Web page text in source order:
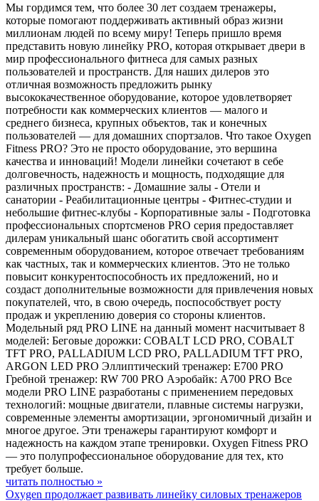
Мы гордимся тем, что более 30 лет создаем тренажеры,
которые помогают поддерживать активный образ жизни
миллионам людей по всему миру! Теперь пришло время
представить новую линейку PRO, которая открывает двери в
мир профессионального фитнеса для самых разных
пользователей и пространств. Для наших дилеров это
отличная возможность предложить рынку
высококачественное оборудование, которое удовлетворяет
потребности как коммерческих клиентов — малого и
среднего бизнеса, крупных объектов, так и конечных
пользователей — для домашних спортзалов. Что такое Oxygen
Fitness PRO? Это не просто оборудование, это вершина
качества и инноваций! Модели линейки сочетают в себе
долговечность, надежность и мощность, подходящие для
различных пространств: - Домашние залы - Отели и
санатории - Реабилитационные центры - Фитнес-студии и
небольшие фитнес-клубы - Корпоративные залы - Подготовка
профессиональных спортсменов PRO серия предоставляет
дилерам уникальный шанс обогатить свой ассортимент
современным оборудованием, которое отвечает требованиям
как частных, так и коммерческих клиентов. Это не только
повысит конкурентоспособность их предложений, но и
создаст дополнительные возможности для привлечения новых
покупателей, что, в свою очередь, поспособствует росту
продаж и укреплению доверия со стороны клиентов.
Модельный ряд PRO LINE на данный момент насчитывает 8
моделей: Беговые дорожки: COBALT LCD PRO, COBALT
TFT PRO, PALLADIUM LCD PRO, PALLADIUM TFT PRO,
ARGON LED PRO Эллиптический тренажер: E700 PRO
Гребной тренажер: RW 700 PRO Аэробайк: A700 PRO Все
модели PRO LINE разработаны с применением передовых
технологий: мощные двигатели, плавные системы нагрузки,
современные элементы амортизации, эргономичный дизайн и
многое другое. Эти тренажеры гарантируют комфорт и
надежность на каждом этапе тренировки. Oxygen Fitness PRO
— это полупрофессиональное оборудование для тех, кто
требует больше.
читать полностью »
Oxygen продолжает развивать линейку силовых тренажеров